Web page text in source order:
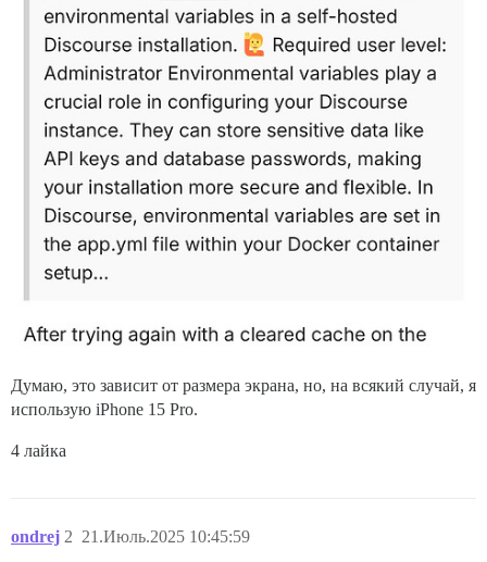
Думаю, это зависит от размера экрана, но, на всякий случай, я
использую iPhone 15 Pro.
4 лайка
ondrej 21.Июль.2025 10:45:59
2